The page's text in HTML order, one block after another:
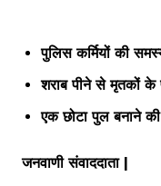
पुलिस कर्मियों की
शराब पीने से मृतकों के
एक छोटा पुल बनाने
जनवाणी संवाददाता |